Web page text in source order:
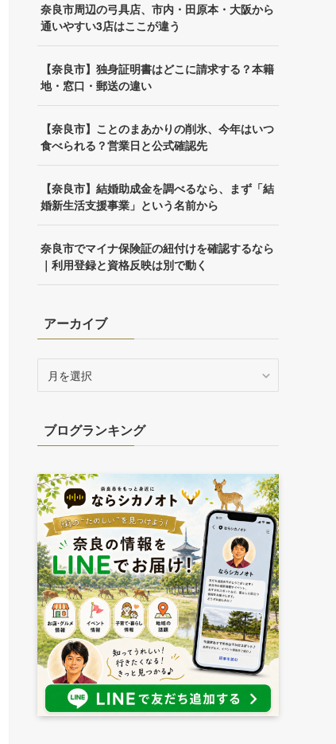
奈良市周辺の弓具店、市内・田原本・大阪から
通いやすい3店はここが違う
【奈良市】独身証明書はどこに請求する？本籍
地・窓口・郵送の違い
【奈良市】ことのまあかりの削氷、今年はいつ
食べられる？営業日と公式確認先
【奈良市】結婚助成金を調べるなら、まず「結
婚新生活支援事業」という名前から
奈良市でマイナ保険証の紐付けを確認するなら
｜利用登録と資格反映は別で動く
アーカイブ
ブブログランキング